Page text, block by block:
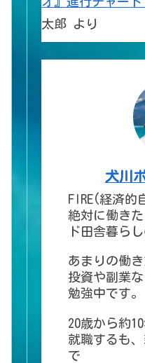
太郎 より
犬川
FIRE(経済的
絶対に働き
ド田舎暮ら
あまりの働
投資や副業
勉強中です。
20歳から約
就職するも
で